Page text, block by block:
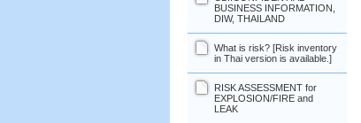
BUSINESS INFORMATION,
DIW, THAILAND
What is risk? [Risk inventory
in Thai version is available.]
RISK ASSESSMENT for
EXPLOSION/FIRE and
LEAK